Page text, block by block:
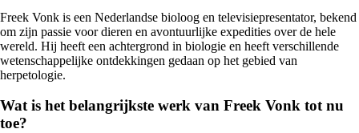
Freek Vonk is een Nederlandse bioloog en televisiepresentator, bekend
om zijn passie voor dieren en avontuurlijke expedities over de hele
wereld. Hij heeft een achtergrond in biologie en heeft verschillende
wetenschappelijke ontdekkingen gedaan op het gebied van
herpetologie.
Wat is het belangrijkste werk van Freek Vonk tot nu
toe?